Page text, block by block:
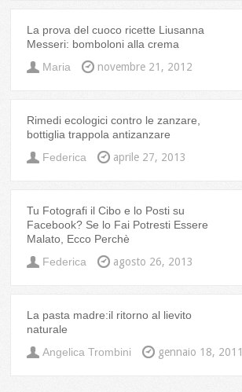
La prova del cuoco ricette Liusanna
Messeri: bomboloni alla crema
Maria
novembre 21, 2012
Rimedi ecologici contro le zanzare,
bottiglia trappola antizanzare
Federica
aprile 27, 2013
Tu Fotografi il Cibo e lo Posti su
Facebook? Se lo Fai Potresti Essere
Malato, Ecco Perchè
Federica
agosto 26, 2013
La pasta madre:il ritorno al lievito
naturale
Angelica Trombini
gennaio 18, 2011